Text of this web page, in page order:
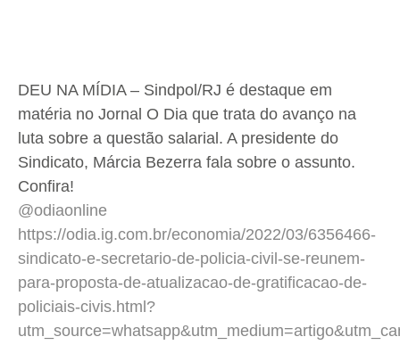
DEU NA MÍDIA – Sindpol/RJ é destaque em
matéria no Jornal O Dia que trata do avanço na
luta sobre a questão salarial. A presidente do
Sindicato, Márcia Bezerra fala sobre o assunto.
Confira!
@odiaonline
https://odia.ig.com.br/economia/2022/03/6356466-
sindicato-e-secretario-de-policia-civil-se-reunem-
para-proposta-de-atualizacao-de-gratificacao-de-
policiais-civis.html?